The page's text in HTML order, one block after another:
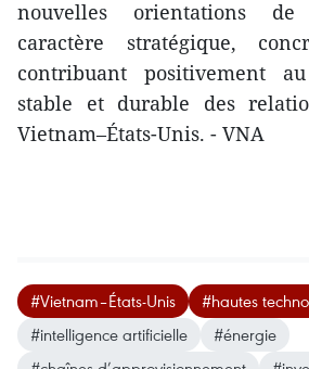
nouvelles orientations
caractère stratégique,
contribuant positivement
stable et durable des
Vietnam–États-Unis. - VNA
#Vietnam–États-Unis
#hautes
#intelligence artificielle
#énergie